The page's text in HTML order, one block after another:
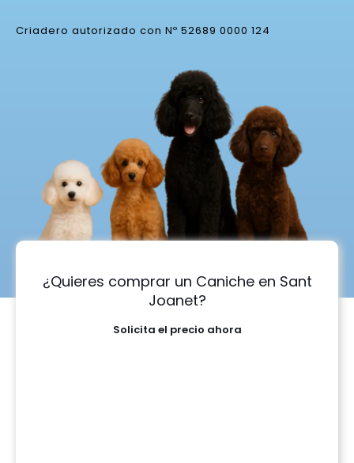
Criadero autorizado con Nº 52689 0000 124
¿Quieres comprar un Caniche en Sant
Joanet?
Solicita el precio ahora